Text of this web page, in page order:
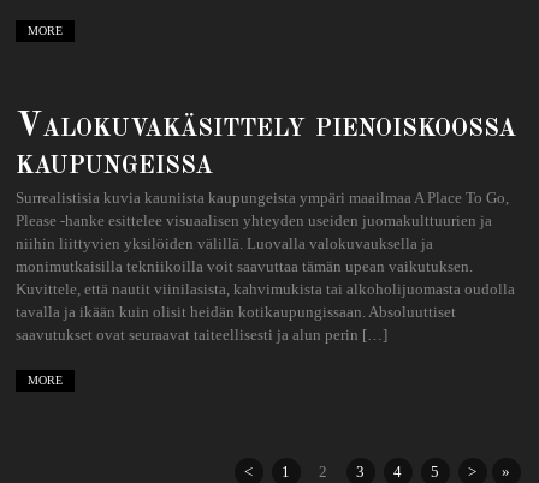
MORE
Valokuvakäsittely pienoiskoossa
kaupungeissa
Surrealistisia kuvia kauniista kaupungeista ympäri maailmaa A Place To Go,
Please -hanke esittelee visuaalisen yhteyden useiden juomakulttuurien ja
niihin liittyvien yksilöiden välillä. Luovalla valokuvauksella ja
monimutkaisilla tekniikoilla voit saavuttaa tämän upean vaikutuksen.
Kuvittele, että nautit viinilasista, kahvimukista tai alkoholijuomasta oudolla
tavalla ja ikään kuin olisit heidän kotikaupungissaan. Absoluuttiset
saavutukset ovat seuraavat taiteellisesti ja alun perin […]
MORE
< 1 2 3 4 5 > »